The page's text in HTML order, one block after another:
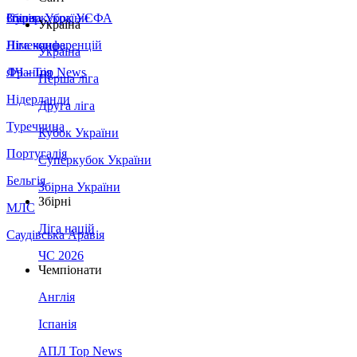
Збірна України
Італія
Німеччина
Франція
Нідерланди
Туреччина
Португалія
Бельгія
МЛС
Саудівська Аравія
Суперкубок УЄФА
Ліга конференцій
ЛЧ - Top News
Україна
Україна
Перша ліга
Друга ліга
Кубок України
Суперкубок України
Збірна України
Збірні
Ліга націй
ЧС 2026
Чемпіонати
Англія
Іспанія
АПЛ Top News